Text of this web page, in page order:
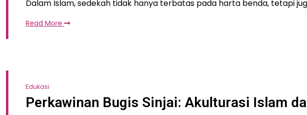
Dalam Islam, sedekah tidak hanya terbatas pada harta benda, tetapi
Read More
Edukasi
Perkawinan Bugis Sinjai: Akulturasi Islam